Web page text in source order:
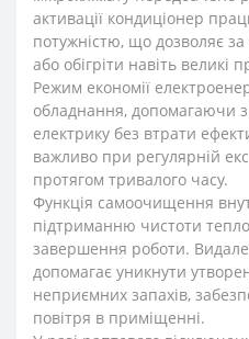
активації кондиціонер
потужністю, що дозволяє
або обігріти навіть великі
Режим економії
обладнання, допомагаючи
електрику без втрати
важливо при регулярній
протягом тривалого часу.
Функція самоочищення
підтриманню чистоти
завершення роботи.
допомагає уникнути
неприємних запахів,
повітря в приміщенні.